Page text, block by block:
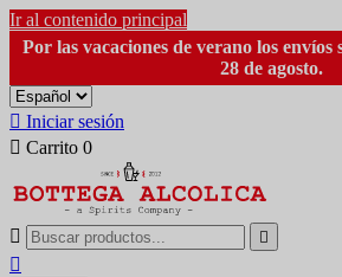
Ir al contenido principal
Por las vacaciones de verano los envíos
28 de agosto.
 Iniciar sesión
 Carrito 0
 
